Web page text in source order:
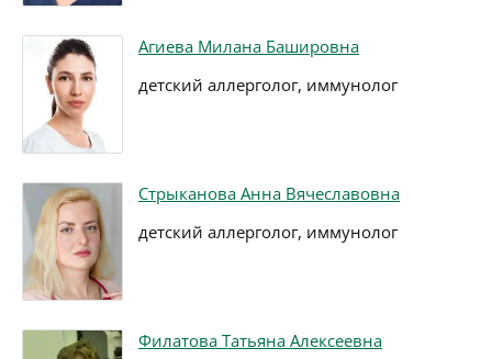
Агиева Милана Башировна
детский аллерголог, иммунолог
Стрыканова Анна Вячеславовна
детский аллерголог, иммунолог
Филатова Татьяна Алексеевна